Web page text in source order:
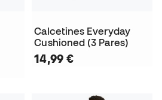
Calcetines Everyday
Cushioned (3 Pares)
14,99 €